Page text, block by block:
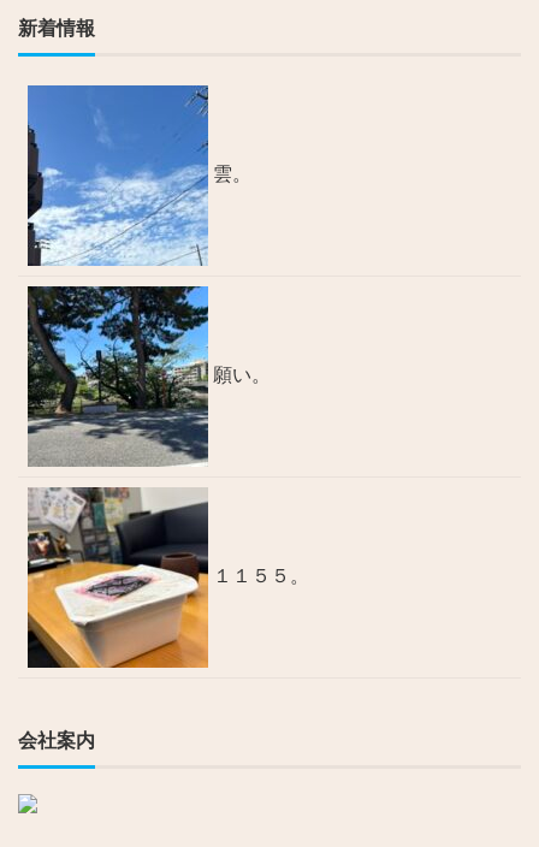
新着情報
雲。
願い。
１１５５。
会社案内